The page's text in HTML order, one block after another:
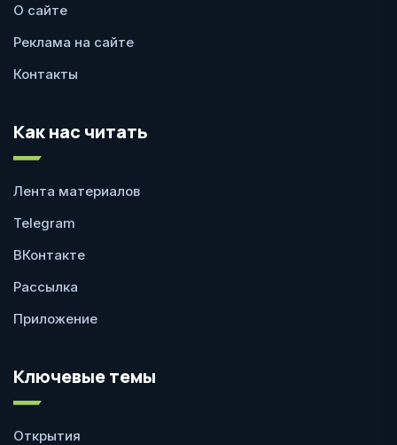
О сайте
Реклама на сайте
Контакты
Как нас читать
Лента материалов
Telegram
ВКонтакте
Рассылка
Приложение
Ключевые темы
Открытия